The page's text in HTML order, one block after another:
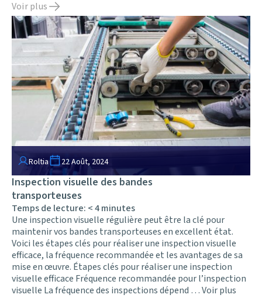
Voir plus
Roltia 22 Août, 2024
Inspection visuelle des bandes
transporteuses
Temps de lecture: < 4minutes
Une inspection visuelle régulière peut être la clé pour
maintenir vos bandes transporteuses en excellent état.
Voici les étapes clés pour réaliser une inspection visuelle
efficace, la fréquence recommandée et les avantages de sa
mise en œuvre. Étapes clés pour réaliser une inspection
visuelle efficace Fréquence recommandée pour l’inspection
visuelle La fréquence des inspections dépend …Voir plus